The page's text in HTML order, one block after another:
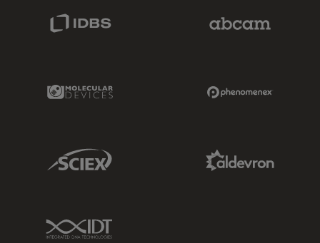
Molecular Devices Link
Sciex Link
IDT Link